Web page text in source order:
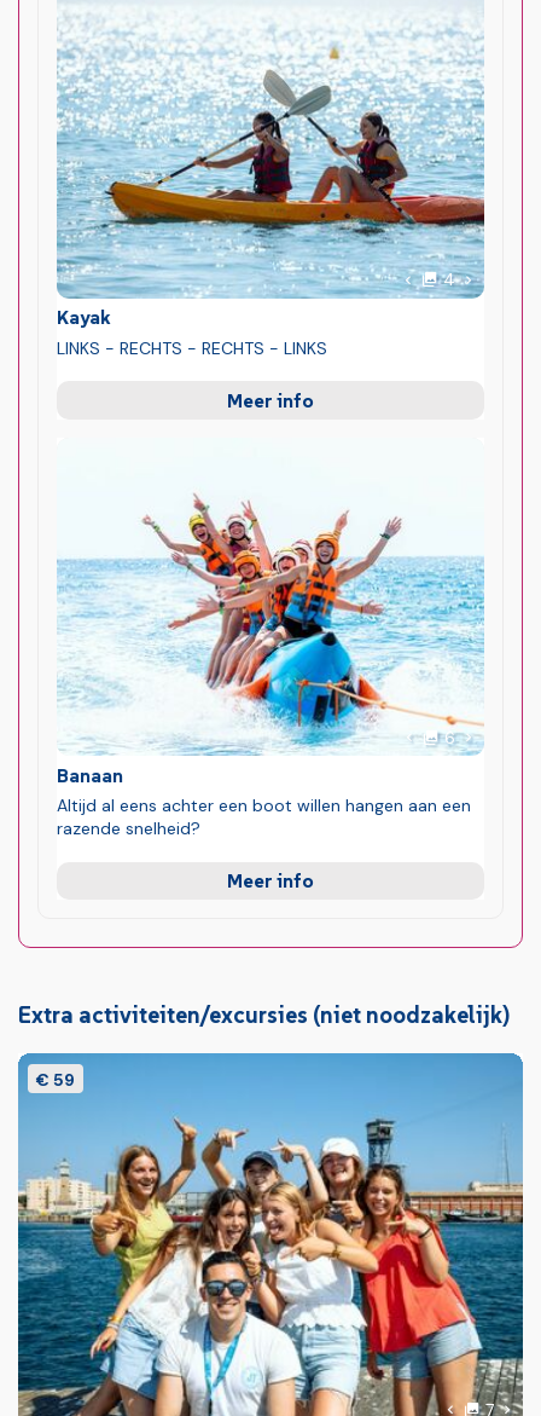
Vorige foto
4foto's
Volgende
Kayak
LINKS - RECHTS - RECHTS - LINKS
Meer info
Vorige foto
6foto's
Volgende
Banaan
Altijd al eens achter een boot willen hangen aan een
razende snelheid?
Meer info
Extra activiteiten/excursies (niet noodzakelijk)
€ 59
7